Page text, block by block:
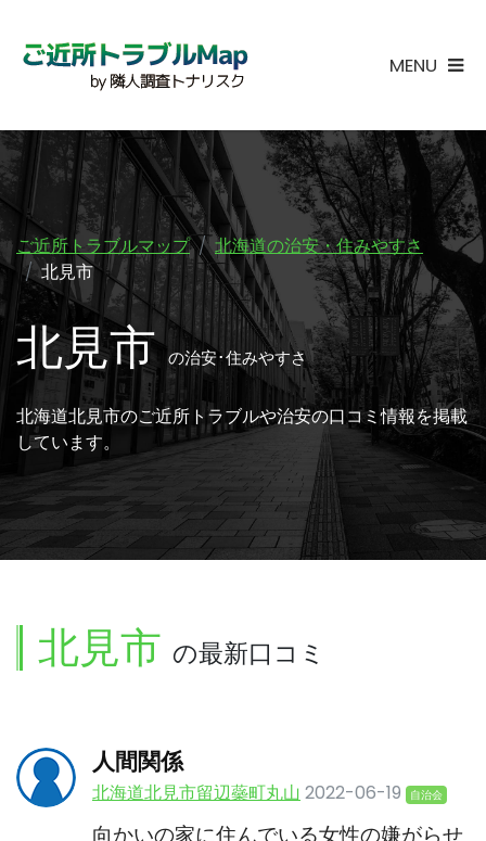
MENU
ご近所トラブルマップ
北海道の治安・住みやすさ
北見市
北見市の治安･住みやすさ
北海道北見市のご近所トラブルや治安の口コミ情報を掲載
しています。
北見市 の最新口コミ
人間関係
北海道北見市留辺蘂町丸山 2022-06-19 自治会
向かいの家に住んでいる女性の嫌がらせ